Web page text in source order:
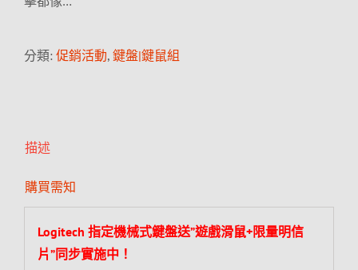
分類: 促銷活動, 鍵盤|鍵鼠組
描述
購買需知
Logitech 指定機械式鍵盤送”遊戲滑鼠+限量明信
片”同步實施中！